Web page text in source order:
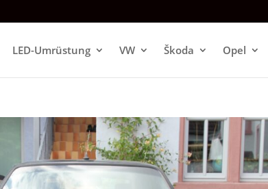
LED-Umrüstung VW Škoda Opel